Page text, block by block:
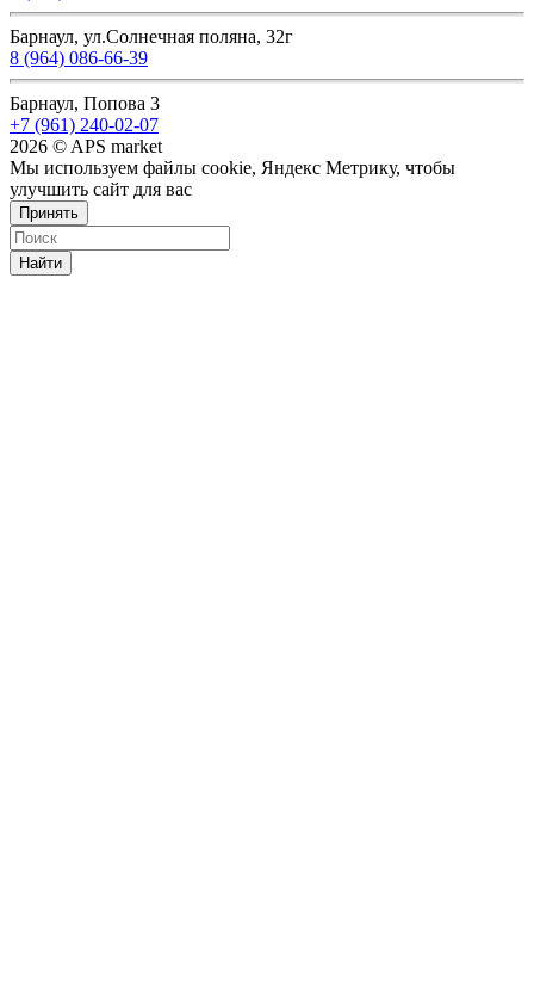
Барнаул, ул.Солнечная поляна, 32г
8 (964) 086-66-39
Барнаул, Попова 3
+7 (961) 240-02-07
2026 © APS market
Мы используем файлы cookie, Яндекс Метрику, чтобы
улучшить сайт для вас
Принять
Найти